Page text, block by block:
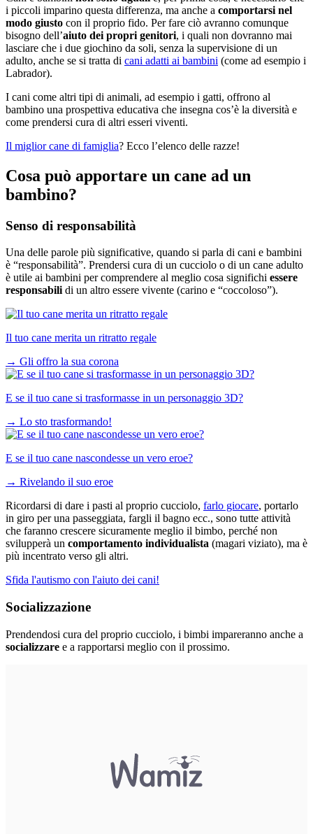
i piccoli imparino questa differenza, ma anche a comportarsi nel
modo giusto con il proprio fido. Per fare ciò avranno comunque
bisogno dell’aiuto dei propri genitori, i quali non dovranno mai
lasciare che i due giochino da soli, senza la supervisione di un
adulto, anche se si tratta di cani adatti ai bambini (come ad esempio i
Labrador).
I cani come altri tipi di animali, ad esempio i gatti, offrono al
bambino una prospettiva educativa che insegna cos’è la diversità e
come prendersi cura di altri esseri viventi.
Il miglior cane di famiglia? Ecco l’elenco delle razze!
Cosa può apportare un cane ad un
bambino?
Senso di responsabilità
Una delle parole più significative, quando si parla di cani e bambini
è “responsabilità”. Prendersi cura di un cucciolo o di un cane adulto
è utile ai bambini per comprendere al meglio cosa significhi essere
responsabili di un altro essere vivente (carino e “coccoloso”).
Il tuo cane merita un ritratto regale
→ Gli offro la sua corona
E se il tuo cane si trasformasse in un personaggio 3D?
→ Lo sto trasformando!
E se il tuo cane nascondesse un vero eroe?
→ Rivelando il suo eroe
Ricordarsi di dare i pasti al proprio cucciolo, farlo giocare, portarlo
in giro per una passeggiata, fargli il bagno ecc., sono tutte attività
che faranno crescere sicuramente meglio il bimbo, perché non
svilupperà un comportamento individualista (magari viziato), ma è
più incentrato verso gli altri.
Sfida l'autismo con l'aiuto dei cani!
Socializzazione
Prendendosi cura del proprio cucciolo, i bimbi impareranno anche a
socializzare e a rapportarsi meglio con il prossimo.